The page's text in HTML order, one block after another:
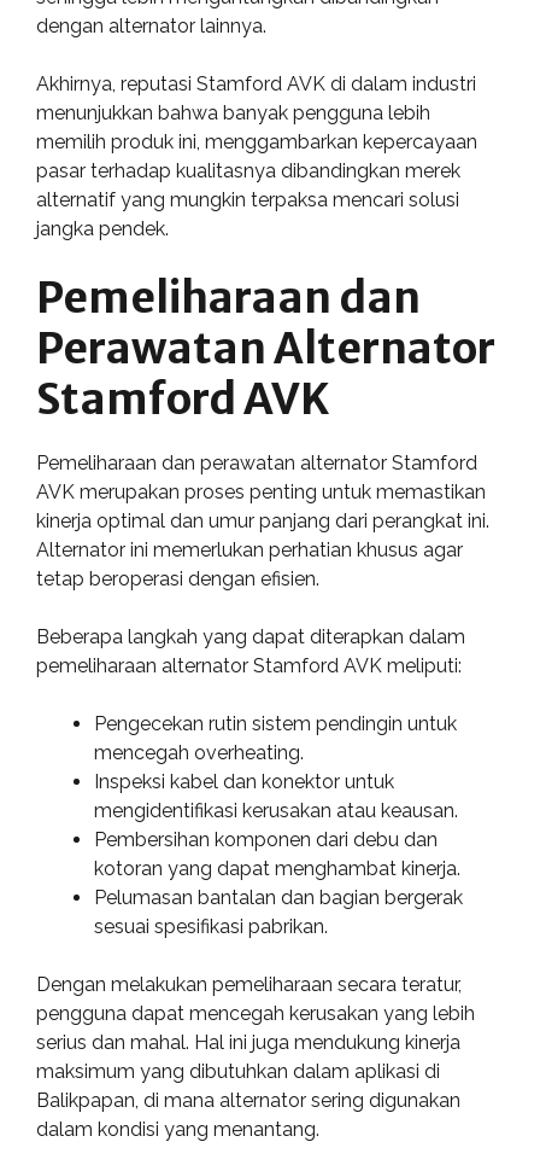
dengan alternator lainnya.
Akhirnya, reputasi Stamford AVK di dalam industri
menunjukkan bahwa banyak pengguna lebih
memilih produk ini, menggambarkan kepercayaan
pasar terhadap kualitasnya dibandingkan merek
alternatif yang mungkin terpaksa mencari solusi
jangka pendek.
Pemeliharaan dan
Perawatan Alternator
Stamford AVK
Pemeliharaan dan perawatan alternator Stamford
AVK merupakan proses penting untuk memastikan
kinerja optimal dan umur panjang dari perangkat ini.
Alternator ini memerlukan perhatian khusus agar
tetap beroperasi dengan efisien.
Beberapa langkah yang dapat diterapkan dalam
pemeliharaan alternator Stamford AVK meliputi:
Pengecekan rutin sistem pendingin untuk
mencegah overheating.
Inspeksi kabel dan konektor untuk
mengidentifikasi kerusakan atau keausan.
Pembersihan komponen dari debu dan
kotoran yang dapat menghambat kinerja.
Pelumasan bantalan dan bagian bergerak
sesuai spesifikasi pabrikan.
Dengan melakukan pemeliharaan secara teratur,
pengguna dapat mencegah kerusakan yang lebih
serius dan mahal. Hal ini juga mendukung kinerja
maksimum yang dibutuhkan dalam aplikasi di
Balikpapan, di mana alternator sering digunakan
dalam kondisi yang menantang.